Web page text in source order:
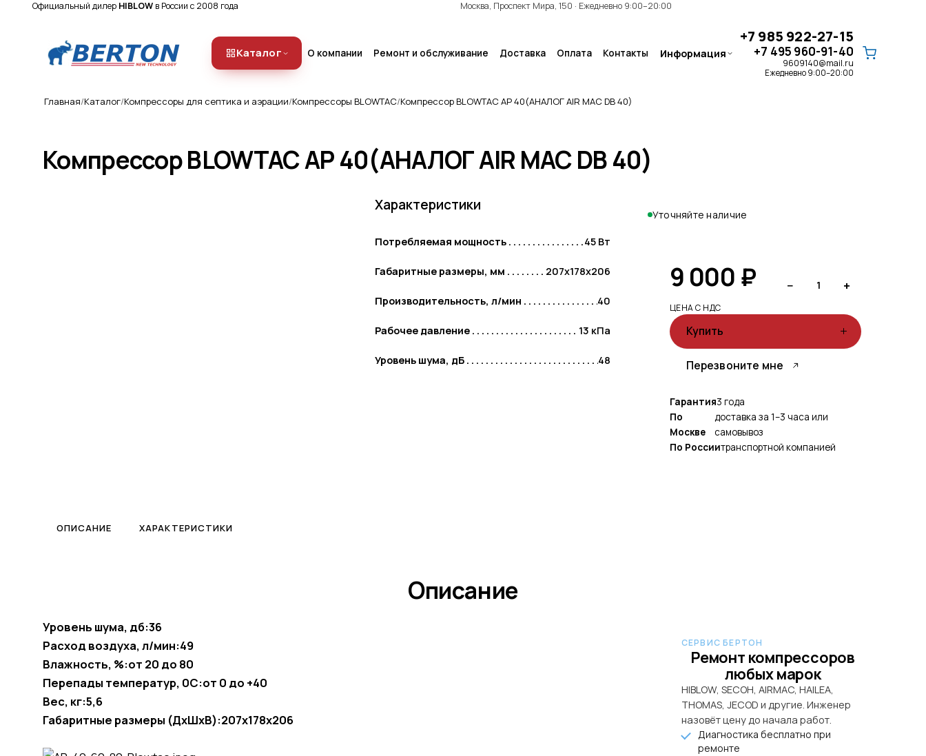
Официальный дилер HIBLOW в России с 2008 года Москва, Проспект Мира, 150 · Ежедневно 9:00–20:00
Каталог
Компрессоры Выгодные комплекты
КОМПЛЕКТЫ HIBLOW+MATALA
Запчасти
Хиты продаж
Клапаны для септика
РАСПРЕДЕЛИТЕЛЬНЫЙ КЛАПАН ·
О компании Ремонт и обслуживание Доставка Оплата Контакты Информация
+7 985 922-27-15
+7 495 960-91-40
9609140@mail.ru
Ежедневно 9:00–20:00
Главная Каталог Компрессоры для септика и аэрации Компрессоры BLOWTAC Компрессор BLOWTAC AP 40(АНАЛОГ AIR MAC DB 40)
Компрессор BLOWTAC AP 40(АНАЛОГ AIR MAC DB 40)
Характеристики
Потребляемая мощность 45 Вт
Габаритные размеры, мм 207х178х206
Производительность, л/мин 40
Рабочее давление 13 кПа
Уровень шума, дБ 48
Уточняйте наличие
9 000 ₽
ЦЕНА С НДС
− 1 +
Купить
Перезвоните мне
Гарантия3 года
По
Москве
доставка за 1–3 часа или
самовывоз
По Россиитранспортной компанией
ОПИСАНИЕ ХАРАКТЕРИСТИКИ
Описание
СЕРВИС БЕРТОН
Ремонт компрессоров
любых марок
HIBLOW, SECOH, AIRMAC, HAILEA,
THOMAS, JECOD и другие. Инженер
назовёт цену до начала работ.
Диагностика бесплатно при
ремонте
Уровень шума, дб:36
Расход воздуха, л/мин:49
Влажность, %:от 20 до 80
Перепады температур, 0С:от 0 до +40
Вес, кг:5,6
Габаритные размеры (ДxШxВ):207x178x206